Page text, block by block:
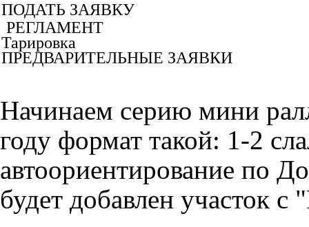
ПОДАТЬ ЗАЯВКУ
РЕГЛАМЕНТ
Тарировка
ПРЕДВАРИТЕЛЬНЫЕ ЗАЯВКИ
Начинаем серию мини
году формат такой: 1-2
автоориентирование по
будет добавлен участок